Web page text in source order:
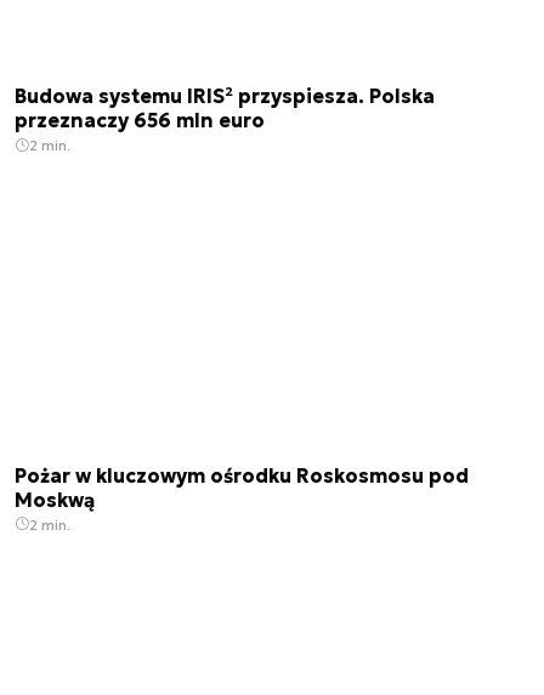
Budowa systemu IRIS² przyspiesza. Polska
przeznaczy 656 mln euro
2 min.
Pożar w kluczowym ośrodku Roskosmosu pod
Moskwą
2 min.